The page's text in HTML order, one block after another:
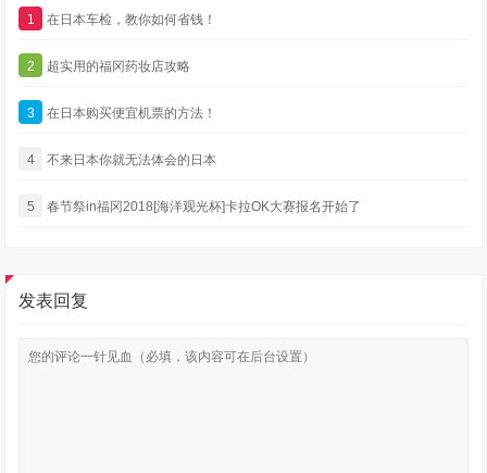
1 在日本车检，教你如何省钱！
2 超实用的福冈药妆店攻略
3 在日本购买便宜机票的方法！
4 不来日本你就无法体会的日本
5 春节祭in福冈2018[海洋观光杯]卡拉OK大赛报名开始了
发表回复